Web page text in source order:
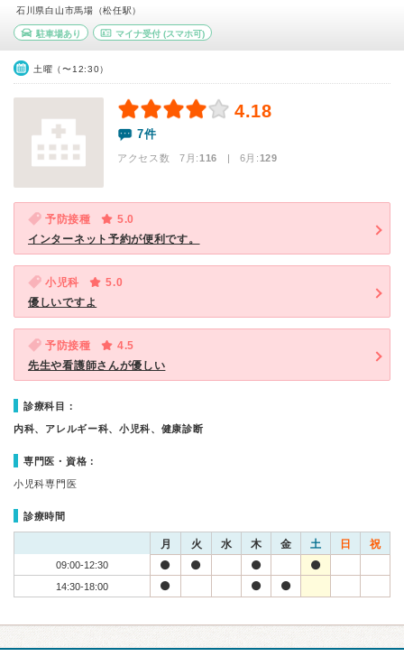
石川県白山市馬場（松任駅）
駐車場あり マイナ受付(スマホ可)
土曜（〜12:30）
4.18
7件
アクセス数 7月:116 | 6月:129
予防接種
5.0
インターネット予約が便利です。
小児科
5.0
優しいですよ
予防接種
4.5
先生や看護師さんが優しい
診療科目：
内科、アレルギー科、小児科、健康診断
専門医・資格：
小児科専門医
診療時間
月 火 水 木 金 土 日 祝
09:00-12:30
14:30-18:00